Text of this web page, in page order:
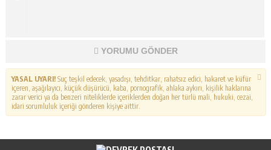
YORUMU GÖNDER
YASAL UYARI!Suç teşkil edecek, yasadışı, tehditkar, rahatsız edici, hakaret ve küfür
içeren, aşağılayıcı, küçük düşürücü, kaba, pornografik, ahlaka aykırı, kişilik haklarına
zarar verici ya da benzeri niteliklerde içeriklerden doğan her türlü mali, hukuki, cezai,
idari sorumluluk içeriği gönderen kişiye aittir.